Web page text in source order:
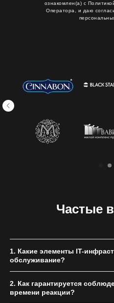
ознакомлен(а) с
Оператора, и даю
Частые
1. Какие элементы IT-
обслуживание?
2. Как гарантируется
времени реакции?